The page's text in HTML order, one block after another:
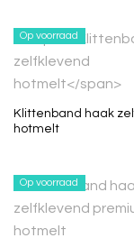
Op voorraad
Klittenband haak
hotmelt
Op voorraad